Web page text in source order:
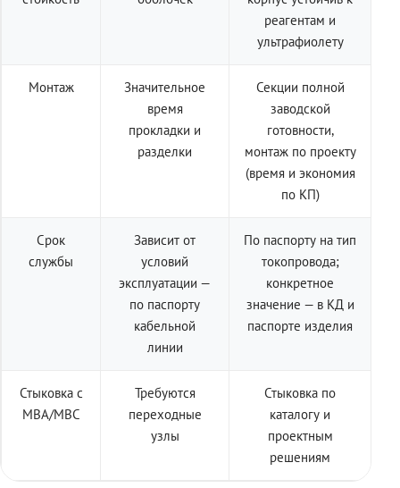
реагентам и
ультрафиолету
Монтаж
Значительное
время
прокладки и
разделки
Секции полной
заводской
готовности,
монтаж по проекту
(время и экономия
по КП)
Срок
службы
Зависит от
условий
эксплуатации —
по паспорту
кабельной
линии
По паспорту на тип
токопровода;
конкретное
значение — в КД и
паспорте изделия
Стыковка с
МВА/МВС
Требуются
переходные
узлы
Стыковка по
каталогу и
проектным
решениям